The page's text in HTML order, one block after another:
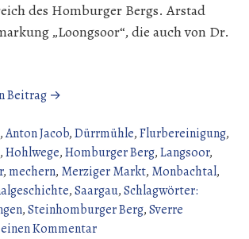
des Homburger Bergs. Arstad
„Loongsoor“, die auch von Dr.
Beitrag →
Butterpfad“
,Anton Jacob,Dürrmühle,Flurbereinigung,
,Hohlwege,Homburger Berg,Langsoor,
,mechern, Merziger Markt, Monbachtal,
,Saargau,Schlagwörter:
,Steinhomburger Berg,Sverre
Kommentarzu